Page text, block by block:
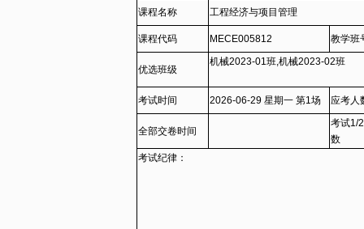
课程名称 工程经济与项目管理
课程代码 MECE005812 教学班
优选班级
机械2023-01班,机械2023-02班
考试时间 2026-06-29 星期一 第1场 应考人
全部交卷时间
考试1/
数
考试纪律：